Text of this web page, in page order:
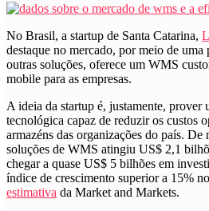
No Brasil, a startup de Santa Catarina,
destaque no mercado, por meio de uma
outras soluções, oferece um WMS
mobile para as empresas.
A ideia da startup é, justamente, prover
tecnológica capaz de reduzir os custos
armazéns das organizações do país. De
soluções de WMS atingiu US$ 2,1
chegar a quase US$ 5 bilhões em
índice de crescimento superior a 15%
estimativa da Market and Markets.